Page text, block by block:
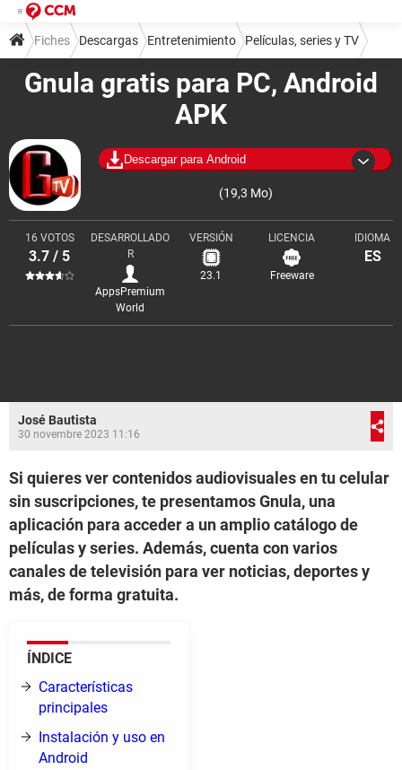
Gnula gratis para PC, Android
APK
Descargar para Android
(19,3 Mo)
16 VOTOS
3.7 / 5
DESARROLLADO
R
AppsPremium
World
VERSIÓN
23.1
LICENCIA
Freeware
IDIOMA
ES
Fiches Descargas Entretenimiento Películas, series y TV
José Bautista
30 novembre 2023 11:16
Si quieres ver contenidos audiovisuales en tu celular
sin suscripciones, te presentamos Gnula, una
aplicación para acceder a un amplio catálogo de
películas y series. Además, cuenta con varios
canales de televisión para ver noticias, deportes y
más, de forma gratuita.
ÍNDICE
Características
principales
Instalación y uso en
Android